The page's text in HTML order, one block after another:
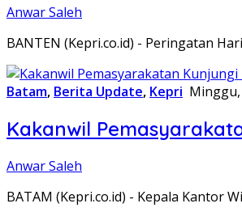
Anwar Saleh
BANTEN (Kepri.co.id) - Peringatan
Batam, Berita Update, Kepri Minggu,
Kakanwil
Anwar Saleh
BATAM (Kepri.co.id) - Kepala Kantor